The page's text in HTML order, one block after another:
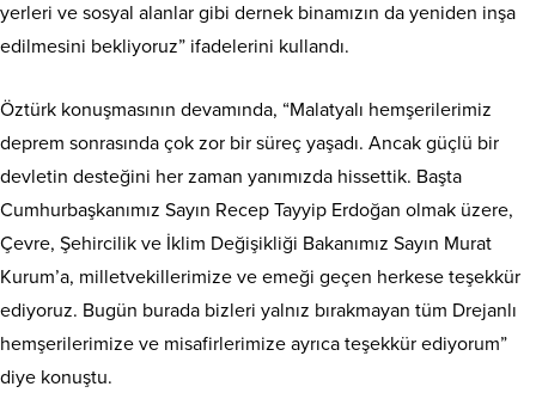
yerleri ve sosyal alanlar gibi dernek binamızın da yeniden inşa
edilmesini bekliyoruz” ifadelerini kullandı.
Öztürk konuşmasının devamında, “Malatyalı hemşerilerimiz
deprem sonrasında çok zor bir süreç yaşadı. Ancak güçlü bir
devletin desteğini her zaman yanımızda hissettik. Başta
Cumhurbaşkanımız Sayın Recep Tayyip Erdoğan olmak üzere,
Çevre, Şehircilik ve İklim Değişikliği Bakanımız Sayın Murat
Kurum’a, milletvekillerimize ve emeği geçen herkese teşekkür
ediyoruz. Bugün burada bizleri yalnız bırakmayan tüm Drejanlı
hemşerilerimize ve misafirlerimize ayrıca teşekkür ediyorum”
diye konuştu.